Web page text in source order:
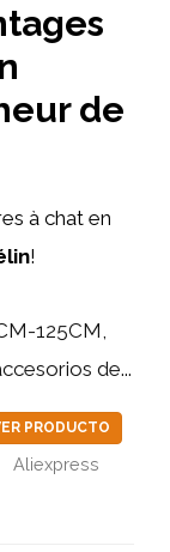
de
à chat en
!
125CM,
de...
PRODUCTO
Aliexpress